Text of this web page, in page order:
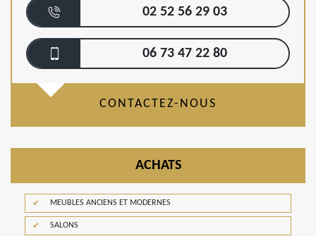
02 52 56 29 03
06 73 47 22 80
CONTACTEZ-NOUS
ACHATS
MEUBLES ANCIENS ET MODERNES
SALONS